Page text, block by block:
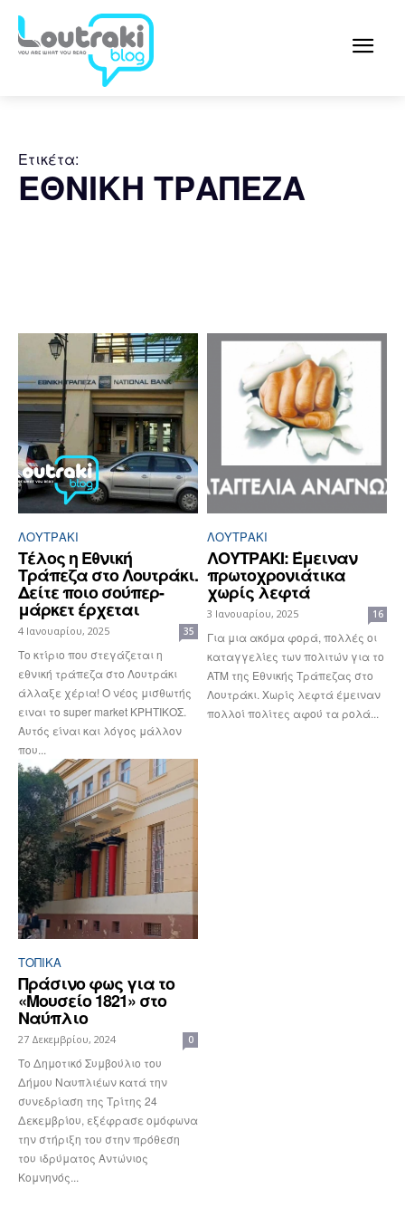
Ετικέτα:
ΕΘΝΙΚΗ ΤΡΑΠΕΖΑ
ΛΟΥΤΡΆΚΙ
Τέλος η Εθνική
Τράπεζα στο Λουτράκι.
Δείτε ποιο σούπερ-
μάρκετ έρχεται
4 Ιανουαρίου, 2025 35
Το κτίριο που στεγάζεται η
εθνική τράπεζα στο Λουτράκι
άλλαξε χέρια! Ο νέος μισθωτής
ειναι το super market ΚΡΗΤΙΚΟΣ.
Αυτός είναι και λόγος μάλλον
που...
ΛΟΥΤΡΆΚΙ
ΛΟΥΤΡΑΚΙ: Έμειναν
πρωτοχρονιάτικα
χωρίς λεφτά
3 Ιανουαρίου, 2025 16
Για μια ακόμα φορά, πολλές οι
καταγγελίες των πολιτών για το
ATM της Εθνικής Τράπεζας στο
Λουτράκι. Χωρίς λεφτά έμειναν
πολλοί πολίτες αφού τα ρολά...
ΤΟΠΙΚΑ
Πράσινο φως για το
«Μουσείο 1821» στο
Ναύπλιο
27 Δεκεμβρίου, 2024 0
Το Δημοτικό Συμβούλιο του
Δήμου Ναυπλιέων κατά την
συνεδρίαση της Τρίτης 24
Δεκεμβρίου, εξέφρασε ομόφωνα
την στήριξη του στην πρόθεση
του ιδρύματος Αντώνιος
Κομνηνός...